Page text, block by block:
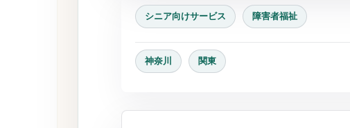
シニア向けサービス 障害者福祉
神奈川 関東